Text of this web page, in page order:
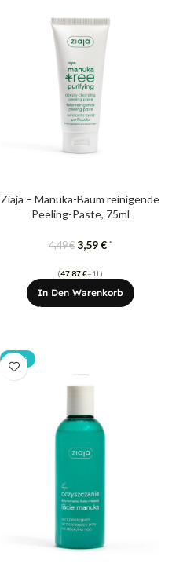
Ziaja – Manuka-Baum reinigende
Peeling-Paste, 75ml
4,49€ 3,59€ *
(47,87€=1L)
In Den Warenkorb
-20%